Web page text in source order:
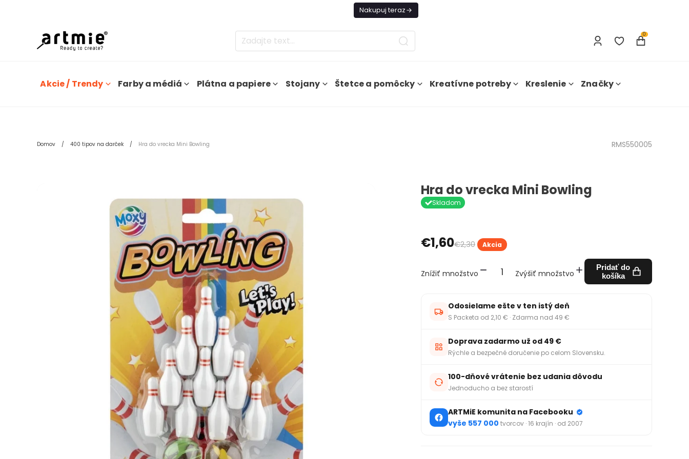
Nakupuj teraz
0
Akcie / Trendy Farby a médiá Plátna a papiere Stojany Štetce a pomôcky Kreatívne potreby Kreslenie Značky
Domov 400 tipov na darček Hra do vrecka Mini Bowling RMS550005
Hra do vrecka Mini Bowling
Skladom
€1,60€2,30 Akcia
Znížiť množstvo Zvýšiť množstvo
Pridať do
košíka
Odosielame ešte v ten istý deň
S Packeta od 2,10 € · Zdarma nad 49 €
Doprava zadarmo už od 49 €
Rýchle a bezpečné doručenie po celom Slovensku.
100-dňové vrátenie bez udania dôvodu
Jednoducho a bez starostí
ARTMiE komunita na Facebooku
vyše 557 000 tvorcov · 16 krajín · od 2007